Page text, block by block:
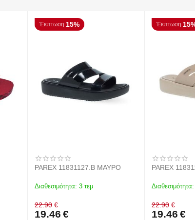
Έκπτωση 15%
PAREX 11831127.B ΜΑΥΡΟ
Διαθεσιμότητα: 3 τεμ
22.90 €
19.46 €
Έκπτωση
PAREX
Διαθεσιμότητα:
22.90 €
19.46 €